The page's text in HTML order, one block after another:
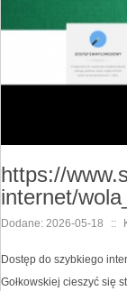
https://
internet/
Dodane: 2026-05-18 ::
Dostęp do szybkiego
Gołkowskiej cieszyć się